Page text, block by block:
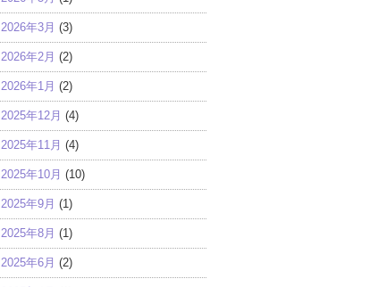
2026年3月 (3)
2026年2月 (2)
2026年1月 (2)
2025年12月 (4)
2025年11月 (4)
2025年10月 (10)
2025年9月 (1)
2025年8月 (1)
2025年6月 (2)